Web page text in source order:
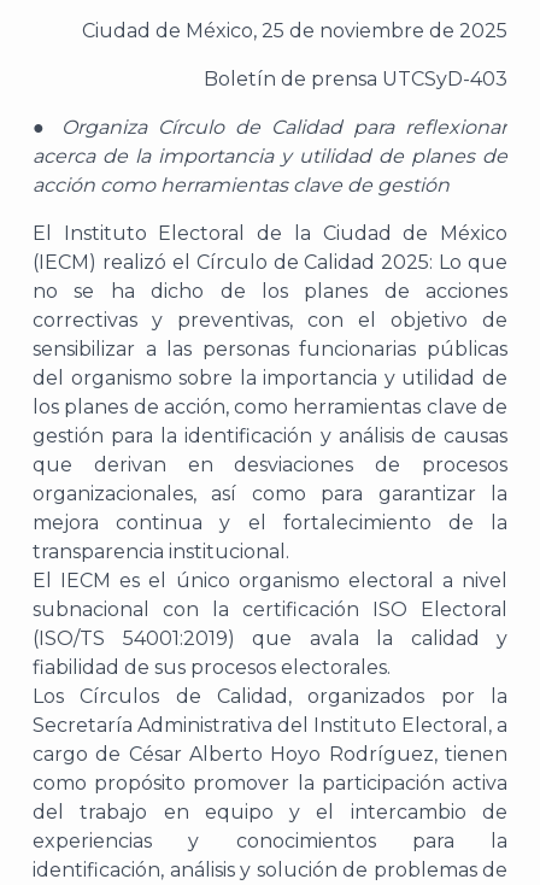
Ciudad de México, 25 de noviembre de 2025
Boletín de prensa UTCSyD-403
● Organiza Círculo de Calidad para reflexionar
acerca de la importancia y utilidad de planes de
acción como herramientas clave de gestión
El Instituto Electoral de la Ciudad de México
(IECM) realizó el Círculo de Calidad 2025: Lo que
no se ha dicho de los planes de acciones
correctivas y preventivas, con el objetivo de
sensibilizar a las personas funcionarias públicas
del organismo sobre la importancia y utilidad de
los planes de acción, como herramientas clave de
gestión para la identificación y análisis de causas
que derivan en desviaciones de procesos
organizacionales, así como para garantizar la
mejora continua y el fortalecimiento de la
transparencia institucional.
El IECM es el único organismo electoral a nivel
subnacional con la certificación ISO Electoral
(ISO/TS 54001:2019) que avala la calidad y
fiabilidad de sus procesos electorales.
Los Círculos de Calidad, organizados por la
Secretaría Administrativa del Instituto Electoral, a
cargo de César Alberto Hoyo Rodríguez, tienen
como propósito promover la participación activa
del trabajo en equipo y el intercambio de
experiencias y conocimientos para la
identificación, análisis y solución de problemas de